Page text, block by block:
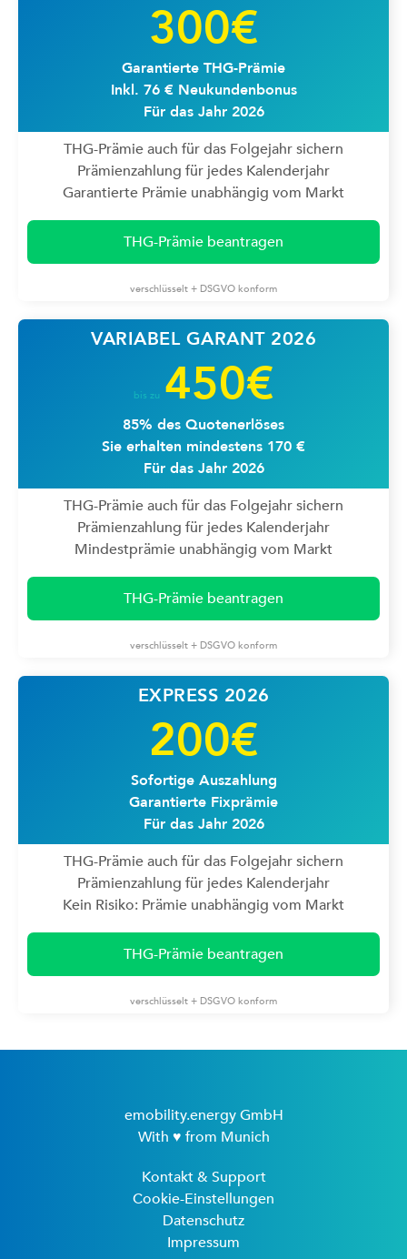
300€
Garantierte THG-Prämie
Inkl. 76 € Neukundenbonus
Für das Jahr 2026
THG-Prämie auch für das Folgejahr sichern
Prämienzahlung für jedes Kalenderjahr
Garantierte Prämie unabhängig vom Markt
THG-Prämie beantragen
verschlüsselt + DSGVO konform
VARIABEL GARANT 2026
bis zu450€
85% des Quotenerlöses
Sie erhalten mindestens 170 €
Für das Jahr 2026
THG-Prämie auch für das Folgejahr sichern
Prämienzahlung für jedes Kalenderjahr
Mindestprämie unabhängig vom Markt
THG-Prämie beantragen
verschlüsselt + DSGVO konform
EXPRESS 2026
200€
Sofortige Auszahlung
Garantierte Fixprämie
Für das Jahr 2026
THG-Prämie auch für das Folgejahr sichern
Prämienzahlung für jedes Kalenderjahr
Kein Risiko: Prämie unabhängig vom Markt
THG-Prämie beantragen
verschlüsselt + DSGVO konform
emobility.energy GmbH
With ♥ from Munich
Kontakt & Support
Cookie-Einstellungen
Datenschutz
Impressum